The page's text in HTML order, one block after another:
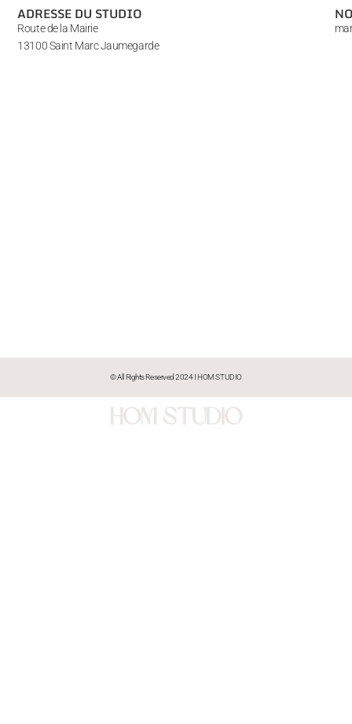
ADRESSE DU STUDIO
Route de la Mairie
13100 Saint Marc Jaumegarde
© All Rights Reserved 2024 I HOM STUDIO
HOM STUDIO